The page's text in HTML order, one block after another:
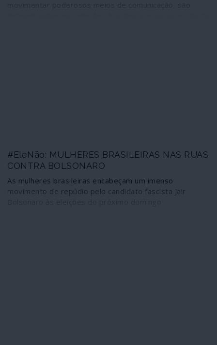
#EleNão: MULHERES BRASILEIRAS NAS RUAS
CONTRA BOLSONARO
As mulheres brasileiras encabeçam um imenso
movimento de repúdio pelo candidato fascista Jair